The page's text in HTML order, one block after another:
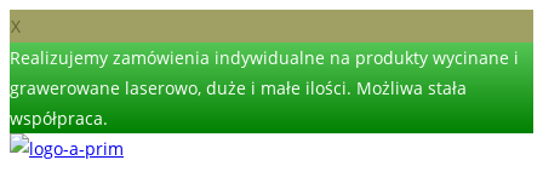
X
Realizujemy zamówienia indywidualne na produkty wycinane i
grawerowane laserowo, duże i małe ilości. Możliwa stała
współpraca.
Skip